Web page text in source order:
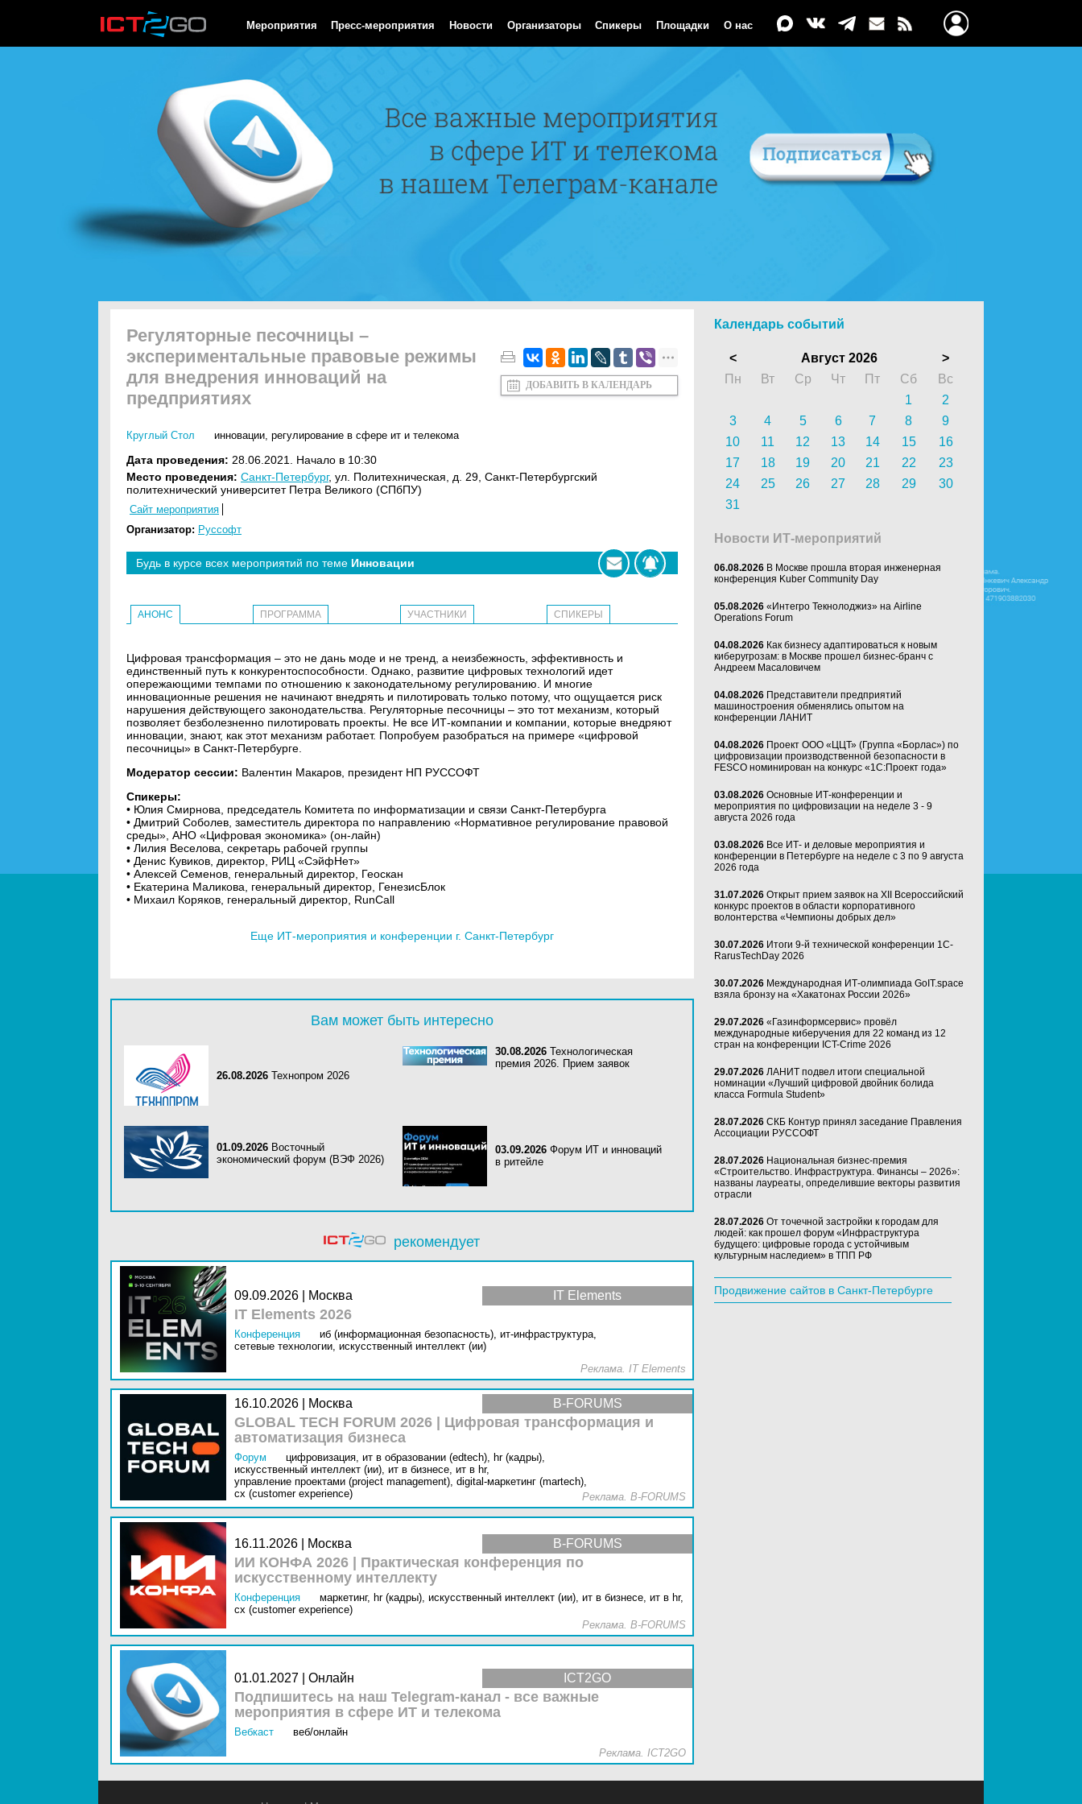
Мероприятия Пресс-мероприятия Новости Организаторы Спикеры Площадки О нас
Регуляторные песочницы –
экспериментальные правовые режимы
для внедрения инноваций на
предприятиях
ДОБАВИТЬ В КАЛЕНДАРЬ
Круглый Стол инновации, регулирование в сфере ит и телекома
Дата проведения: 28.06.2021. Начало в 10:30
Место проведения: Санкт-Петербург, ул. Политехническая, д. 29, Санкт-Петербургский
политехнический университет Петра Великого (СПбПУ)
Сайт мероприятия
Организатор: Руссофт
Будь в курсе всех мероприятий по теме Инновации
АНОНС ПРОГРАММА УЧАСТНИКИ СПИКЕРЫ
Цифровая трансформация – это не дань моде и не тренд, а неизбежность, эффективность и
единственный путь к конкурентоспособности. Однако, развитие цифровых технологий идет
опережающими темпами по отношению к законодательному регулированию. И многие
инновационные решения не начинают внедрять и пилотировать только потому, что ощущается риск
нарушения действующего законодательства. Регуляторные песочницы – это тот механизм, который
позволяет безболезненно пилотировать проекты. Не все ИТ-компании и компании, которые внедряют
инновации, знают, как этот механизм работает. Попробуем разобраться на примере «цифровой
песочницы» в Санкт-Петербурге.
Модератор сессии: Валентин Макаров, президент НП РУССОФТ
Спикеры:
• Юлия Смирнова, председатель Комитета по информатизации и связи Санкт-Петербурга
• Дмитрий Соболев, заместитель директора по направлению «Нормативное регулирование правовой
среды», АНО «Цифровая экономика» (он-лайн)
• Лилия Веселова, секретарь рабочей группы
• Денис Кувиков, директор, РИЦ «СэйфНет»
• Алексей Семенов, генеральный директор, Геоскан
• Екатерина Маликова, генеральный директор, ГенезисБлок
• Михаил Коряков, генеральный директор, RunCall
Еще ИТ-мероприятия и конференции г. Санкт-Петербург
Вам может быть интересно
26.08.2026 Технопром 2026
30.08.2026 Технологическая
премия 2026. Прием заявок
01.09.2026 Восточный
экономический форум (ВЭФ 2026)
03.09.2026 Форум ИТ и инноваций
в ритейле
рекомендует
IT Elements
09.09.2026 | Москва
IT Elements 2026
Конференция иб (информационная безопасность), ит-инфраструктура,
сетевые технологии, искусственный интеллект (ии)
Реклама. IT Elements
B-FORUMS
16.10.2026 | Москва
GLOBAL TECH FORUM 2026 | Цифровая трансформация и
автоматизация бизнеса
Форум цифровизация, ит в образовании (edtech), hr (кадры),
искусственный интеллект (ии), ит в бизнесе, ит в hr,
управление проектами (project management), digital-маркетинг (martech),
cx (customer experience)
Реклама. B-FORUMS
B-FORUMS
16.11.2026 | Москва
ИИ КОНФА 2026 | Практическая конференция по
искусственному интеллекту
Конференция маркетинг, hr (кадры), искусственный интеллект (ии), ит в бизнесе, ит в hr,
cx (customer experience)
Реклама. B-FORUMS
ICT2GO
01.01.2027 | Онлайн
Подпишитесь на наш Telegram-канал - все важные
мероприятия в сфере ИТ и телекома
Вебкаст
веб/онлайн
Реклама. ICT2GO
Календарь событий
< Август 2026
>
Пн
Вт Ср Чт Пт Сб
Вс
1
2
3
4 5 6 7 8
9
10
11 12 13 14 15
16
17
18 19 20 21 22
23
24
25 26 27 28 29
30
31
Новости ИТ-мероприятий
06.08.2026 В Москве прошла вторая инженерная
конференция Kuber Community Day
05.08.2026 «Интегро Текнолоджиз» на Airline
Operations Forum
04.08.2026 Как бизнесу адаптироваться к новым
киберугрозам: в Москве прошел бизнес-бранч с
Андреем Масаловичем
04.08.2026 Представители предприятий
машиностроения обменялись опытом на
конференции ЛАНИТ
04.08.2026 Проект ООО «ЦЦТ» (Группа «Борлас») по
цифровизации производственной безопасности в
FESCO номинирован на конкурс «1С:Проект года»
03.08.2026 Основные ИТ-конференции и
мероприятия по цифровизации на неделе 3 - 9
августа 2026 года
03.08.2026 Все ИТ- и деловые мероприятия и
конференции в Петербурге на неделе с 3 по 9 августа
2026 года
31.07.2026 Открыт прием заявок на XII Всероссийский
конкурс проектов в области корпоративного
волонтерства «Чемпионы добрых дел»
30.07.2026 Итоги 9-й технической конференции 1C-
RarusTechDay 2026
30.07.2026 Международная ИТ-олимпиада GoIT.space
взяла бронзу на «Хакатонах России 2026»
29.07.2026 «Газинформсервис» провёл
международные киберучения для 22 команд из 12
стран на конференции ICT-Crime 2026
29.07.2026 ЛАНИТ подвел итоги специальной
номинации «Лучший цифровой двойник болида
класса Formula Student»
28.07.2026 СКБ Контур принял заседание Правления
Ассоциации РУССОФТ
28.07.2026 Национальная бизнес-премия
«Строительство. Инфраструктура. Финансы – 2026»:
названы лауреаты, определившие векторы развития
отрасли
28.07.2026 От точечной застройки к городам для
людей: как прошел форум «Инфраструктура
будущего: цифровые города с устойчивым
культурным наследием» в ТПП РФ
Продвижение сайтов в Санкт-Петербурге